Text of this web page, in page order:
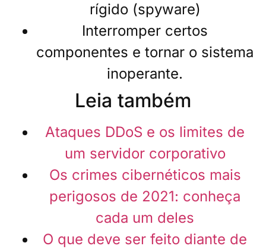
rígido (spyware)
Interromper certos
componentes e tornar o sistema
inoperante.
Leia também
Ataques DDoS e os limites de
um servidor corporativo
Os crimes cibernéticos mais
perigosos de 2021: conheça
cada um deles
O que deve ser feito diante de